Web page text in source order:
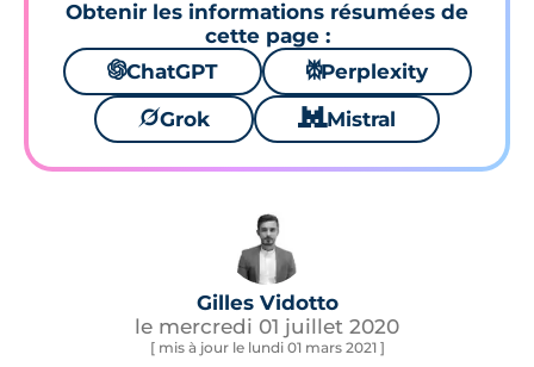
Obtenir les informations résumées de
cette page :
🌌ChatGPT ⚙Perplexity
🪐Grok 🐱 Mistral
Gilles Vidotto
le mercredi 01 juillet 2020
[ mis à jour le lundi 01 mars 2021 ]